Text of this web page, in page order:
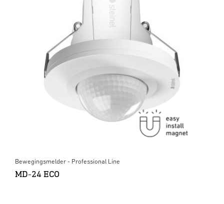
Bewegingsmelder - Professional Line
MD-24 ECO